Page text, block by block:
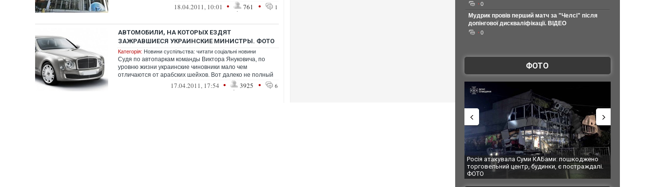
18.04.2011, 10:01 • 761 • 1
АВТОМОБИЛИ, НА КОТОРЫХ ЕЗДЯТ
ЗАЖРАВШИЕСЯ УКРАИНСКИЕ МИНИСТРЫ. ФОТО
Категорія: Новини суспільства: читати соціальні новини
Судя по автопаркам команды Виктора Януковича, по
уровню жизни украинские чиновники мало чем
отличаются от арабских шейхов. Вот далеко не полный
17.04.2011, 17:54 • 3925 • 6
0
Мудрик провів перший матч за "Челсі" після
допінгової дискваліфікації. ВІДЕО
0
ФОТО
Росія атакувала Суми КАБами: пошкоджено
торговельний центр, будинки, є постраждалі.
ФОТО